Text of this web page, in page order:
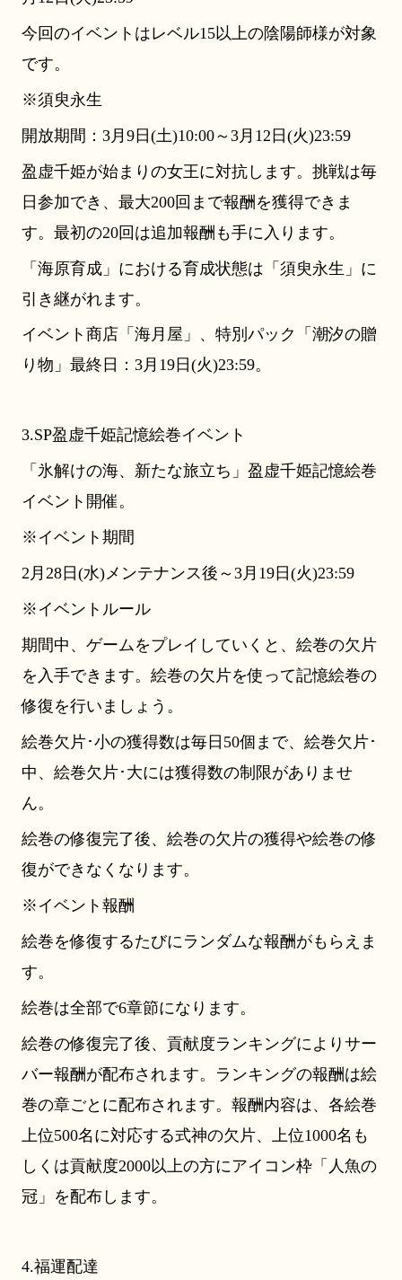
今回のイベントはレベル15以上の陰陽師様が対象
です。
※須臾永生
開放期間：3月9日(土)10:00～3月12日(火)23:59
盈虚千姫が始まりの女王に対抗します。挑戦は毎
日参加でき、最大200回まで報酬を獲得できま
す。最初の20回は追加報酬も手に入ります。
「海原育成」における育成状態は「須臾永生」に
引き継がれます。
イベント商店「海月屋」、特別パック「潮汐の贈
り物」最終日：3月19日(火)23:59。
3.SP盈虚千姫記憶絵巻イベント
「氷解けの海、新たな旅立ち」盈虚千姫記憶絵巻
イベント開催。
※イベント期間
2月28日(水)メンテナンス後～3月19日(火)23:59
※イベントルール
期間中、ゲームをプレイしていくと、絵巻の欠片
を入手できます。絵巻の欠片を使って記憶絵巻の
修復を行いましょう。
絵巻欠片･小の獲得数は毎日50個まで、絵巻欠片･
中、絵巻欠片･大には獲得数の制限がありませ
ん。
絵巻の修復完了後、絵巻の欠片の獲得や絵巻の修
復ができなくなります。
※イベント報酬
絵巻を修復するたびにランダムな報酬がもらえま
す。
絵巻は全部で6章節になります。
絵巻の修復完了後、貢献度ランキングによりサー
バー報酬が配布されます。ランキングの報酬は絵
巻の章ごとに配布されます。報酬内容は、各絵巻
上位500名に対応する式神の欠片、上位1000名も
しくは貢献度2000以上の方にアイコン枠「人魚の
冠」を配布します。
4.福運配達